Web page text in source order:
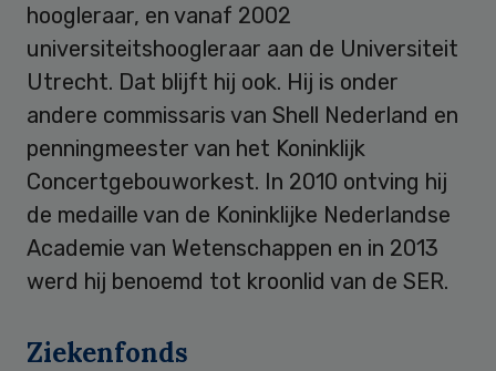
hoogleraar, en vanaf 2002
universiteitshoogleraar aan de Universiteit
Utrecht. Dat blijft hij ook. Hij is onder
andere commissaris van Shell Nederland en
penningmeester van het Koninklijk
Concertgebouworkest. In 2010 ontving hij
de medaille van de Koninklijke Nederlandse
Academie van Wetenschappen en in 2013
werd hij benoemd tot kroonlid van de SER.
Ziekenfonds